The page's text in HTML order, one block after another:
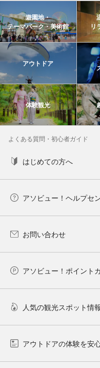
遊園地・
テーマパーク・美術館
リ
アウトドア
体験観光
よくある質問・初心者ガイド
はじめての方へ
アソビュー！ヘルプセ
お問い合わせ
アソビュー！ポイント
人気の観光スポット情
アウトドアの体験を安